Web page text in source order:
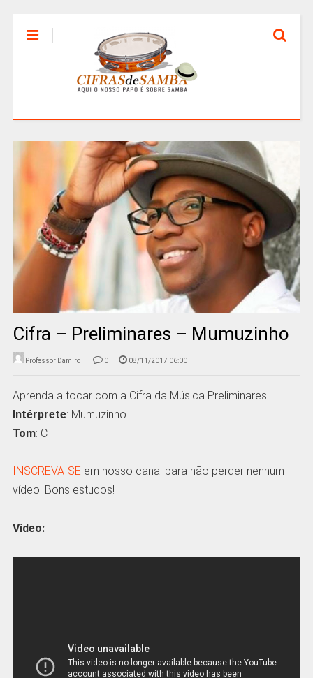
Cifra – Preliminares – Mumuzinho
Professor Damiro 0 08/11/2017 06:00
Aprenda a tocar com a Cifra da Música Preliminares
Intérprete: Mumuzinho
Tom: C
INSCREVA-SE em nosso canal para não perder nenhum
vídeo. Bons estudos!
Vídeo: